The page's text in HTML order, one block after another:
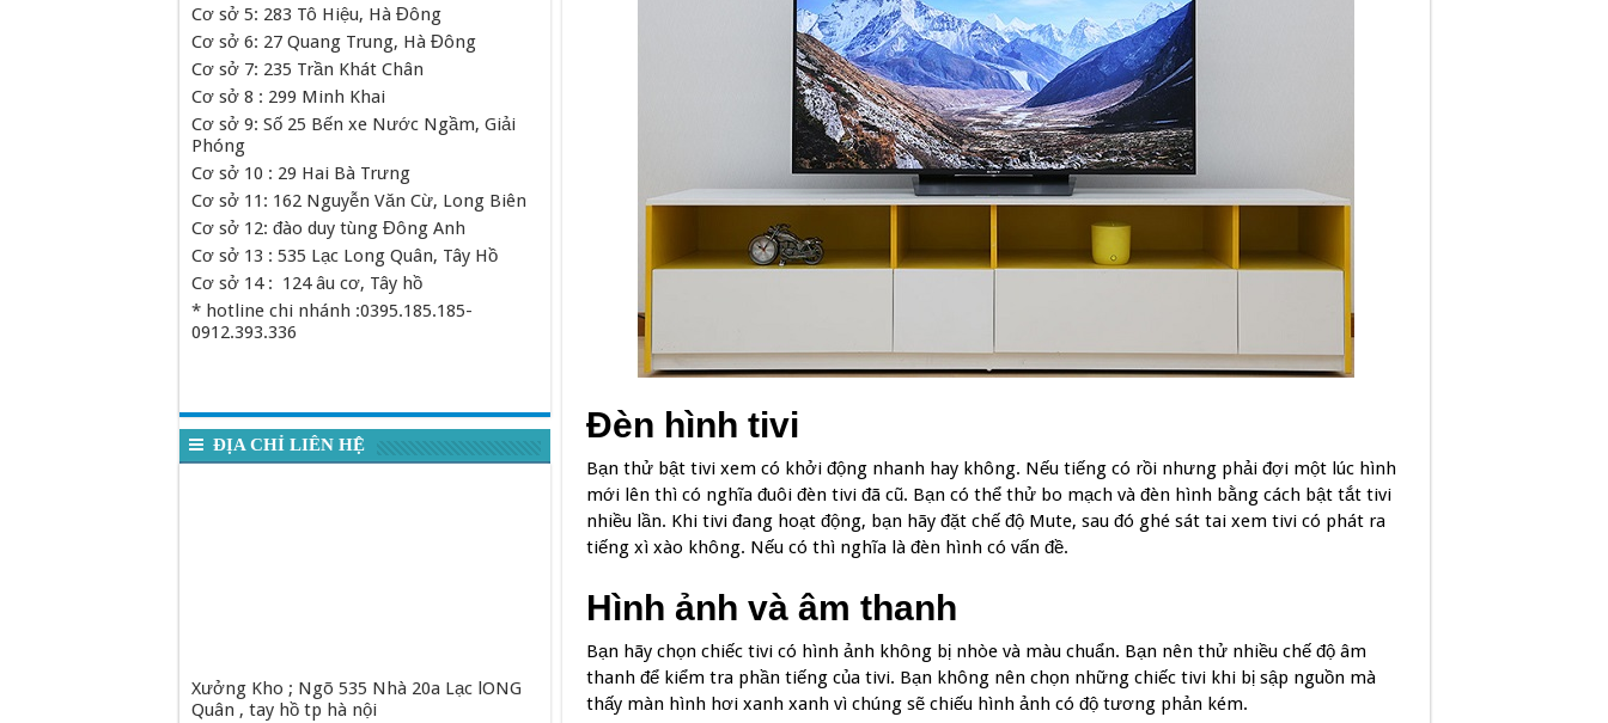
Đèn hình tivi
Bạn thử bật tivi xem có khởi động nhanh hay không. Nếu tiếng có rồi nhưng phải đợi một lúc hình
mới lên thì có nghĩa đuôi đèn tivi đã cũ. Bạn có thể thử bo mạch và đèn hình bằng cách bật tắt tivi
nhiều lần. Khi tivi đang hoạt động, bạn hãy đặt chế độ Mute, sau đó ghé sát tai xem tivi có phát ra
tiếng xì xào không. Nếu có thì nghĩa là đèn hình có vấn đề.
Hình ảnh và âm thanh
Bạn hãy chọn chiếc tivi có hình ảnh không bị nhòe và màu chuẩn. Bạn nên thử nhiều chế độ âm
thanh để kiểm tra phần tiếng của tivi. Bạn không nên chọn những chiếc tivi khi bị sập nguồn mà
thấy màn hình hơi xanh xanh vì chúng sẽ chiếu hình ảnh có độ tương phản kém.
Cơ sở 5: 283 Tô Hiệu, Hà Đông
Cơ sở 6: 27 Quang Trung, Hà Đông
Cơ sở 7: 235 Trần Khát Chân
Cơ sở 8 : 299 Minh Khai
Cơ sở 9: Số 25 Bến xe Nước Ngầm, Giải
Phóng
Cơ sở 10 : 29 Hai Bà Trưng
Cơ sở 11: 162 Nguyễn Văn Cừ, Long Biên
Cơ sở 12: đào duy tùng Đông Anh
Cơ sở 13 : 535 Lạc Long Quân, Tây Hồ
Cơ sở 14 : 124 âu cơ, Tây hồ
* hotline chi nhánh :0395.185.185-
0912.393.336
ĐỊA CHỈ LIÊN HỆ
Xưởng Kho ; Ngõ 535 Nhà 20a Lạc lONG
Quân , tay hồ tp hà nội